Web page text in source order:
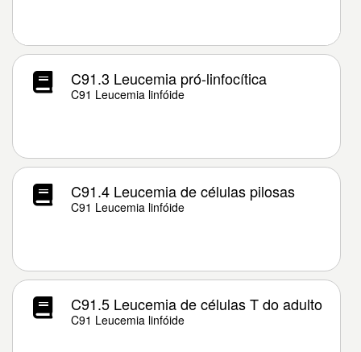
C91.3 Leucemia pró-linfocítica
C91 Leucemia linfóide
C91.4 Leucemia de células pilosas
C91 Leucemia linfóide
C91.5 Leucemia de células T do adulto
C91 Leucemia linfóide